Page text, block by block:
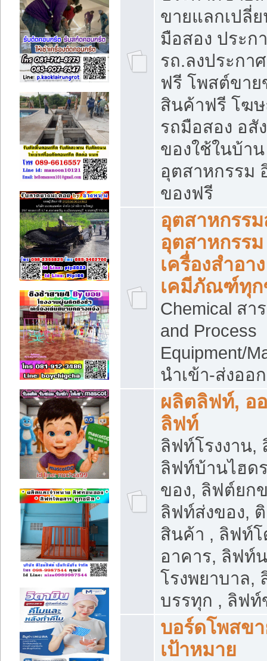
ขายแลกเปลี่
มือสอง ประก
รถ.ลงประกา
ฟรี โพสต์ขา
สินค้าฟรี โฆ
รถมือสอง อสั
ของใช้ในบ้า
อุตสาหกรรม
ของฟรี
อุตสาหกรรม
อุตสาหกรรม
เครื่องสำอา
เคมีภัณฑ์ทุ
Chemical สา
and Process
Equipment/
นำเข้า-ส่งอ
ผลิตลิฟท์, อ
ลิฟท์
ลิฟท์โรงงาน
ลิฟท์บ้านไฮด
ของ, ลิฟต์ยก
ลิฟท์ส่งของ,
สินค้า , ลิฟท์
อาคาร, ลิฟท์
โรงพยาบาล,
บรรทุก , ลิฟท์
บอร์ดโพสข
เป้าหมาย